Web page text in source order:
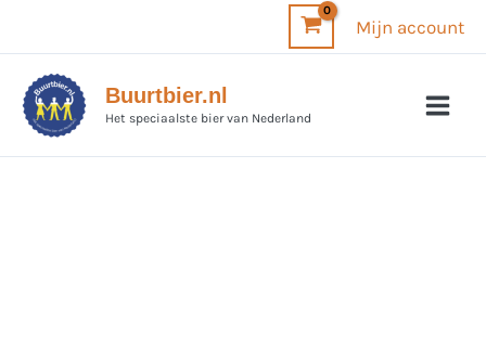
inhoud
Mijn account
Buurtbier.nl
Het speciaalste bier van Nederland